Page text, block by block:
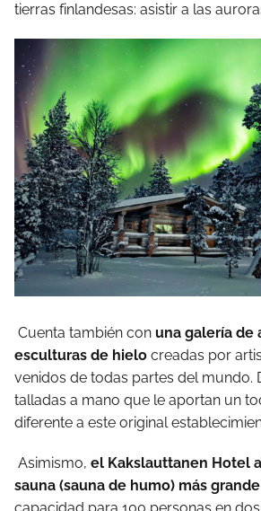
tierras finlandesas: asistir a las
Cuenta también con una galería de
esculturas de hielo creadas por
venidos de todas partes del mundo.
talladas a mano que le aportan un
diferente a este original
Asimismo, el Kakslauttanen Hotel
sauna (sauna de humo) más